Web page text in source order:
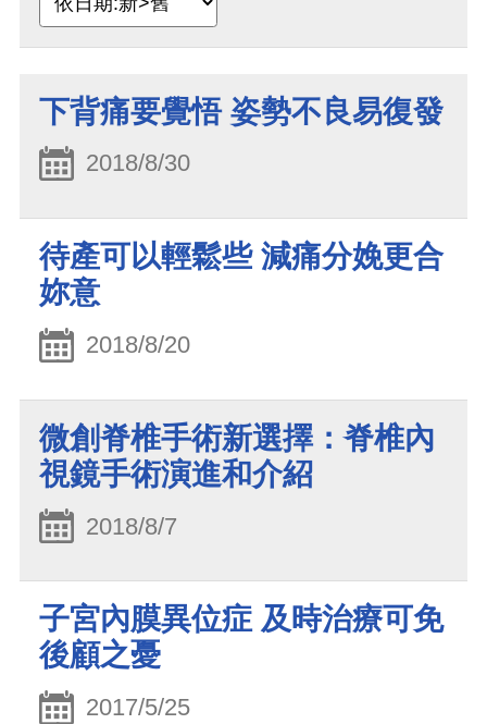
下背痛要覺悟 姿勢不良易復發
2018/8/30
待產可以輕鬆些 減痛分娩更合
妳意
2018/8/20
微創脊椎手術新選擇：脊椎內
視鏡手術演進和介紹
2018/8/7
子宮內膜異位症 及時治療可免
後顧之憂
2017/5/25